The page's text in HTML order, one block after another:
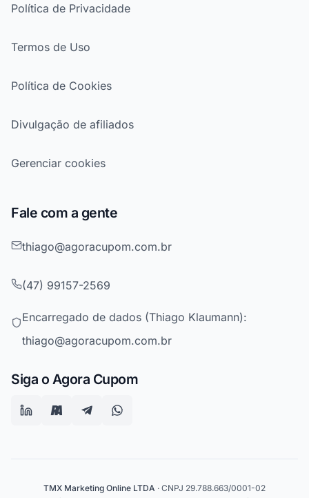
Política de Privacidade
Termos de Uso
Política de Cookies
Divulgação de afiliados
Gerenciar cookies
Fale com a gente
thiago@agoracupom.com.br
(47) 99157-2569
Encarregado de dados (Thiago Klaumann):
thiago@agoracupom.com.br
Siga o Agora Cupom
TMX Marketing Online LTDA · CNPJ 29.788.663/0001-02